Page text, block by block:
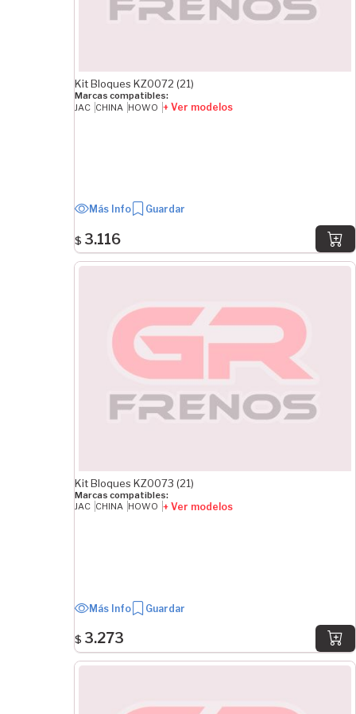
Kit Bloques KZ0072 (21)
Marcas compatibles:
JAC CHINA HOWO + Ver modelos
Más Info Guardar
$ 3.116
Kit Bloques KZ0073 (21)
Marcas compatibles:
JAC CHINA HOWO + Ver modelos
Más Info Guardar
$ 3.273